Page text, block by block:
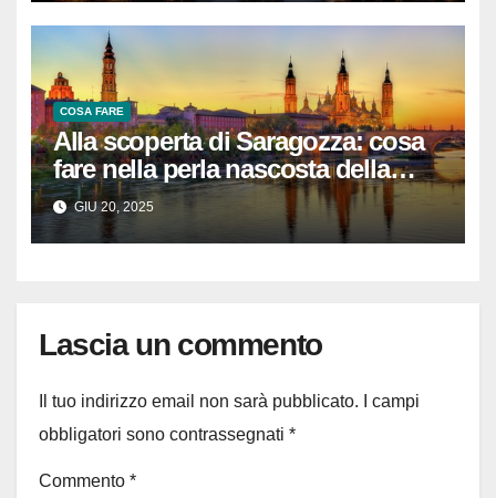
COSA FARE
Alla scoperta di Saragozza: cosa
fare nella perla nascosta della
Spagna
GIU 20, 2025
Lascia un commento
Il tuo indirizzo email non sarà pubblicato.
I campi
obbligatori sono contrassegnati *
Commento *